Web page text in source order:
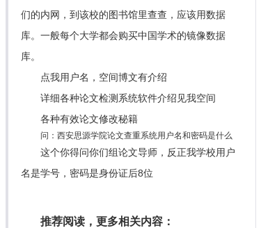
们的内网，到该校的图书馆里查查，应该用数据
库。一般每个大学都会购买中国学术的镜像数据
库。
点我用户名，空间博文有介绍
详细各种论文检测系统软件介绍见我空间
各种有效论文修改秘籍
问：西安思源学院论文查重系统用户名和密码是什么
这个你得问你们组论文导师，反正我学校用户
名是学号，密码是身份证后8位
推荐阅读，更多相关内容：